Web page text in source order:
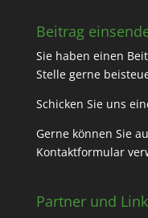
Beitrag
Sie haben einen
Stelle gerne
Schicken Sie uns
Gerne können Sie
Kontaktformular
Partner und